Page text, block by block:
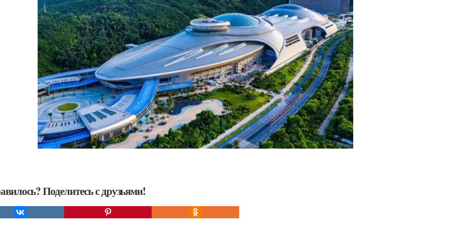
Поделитесь с друзьями!